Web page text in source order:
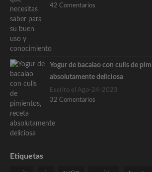
42 Comentarios
Yogur de bacalao con culis de
absolutamente deliciosa
Escrito el Ago-24-2023
32 Comentarios
Etiquetas